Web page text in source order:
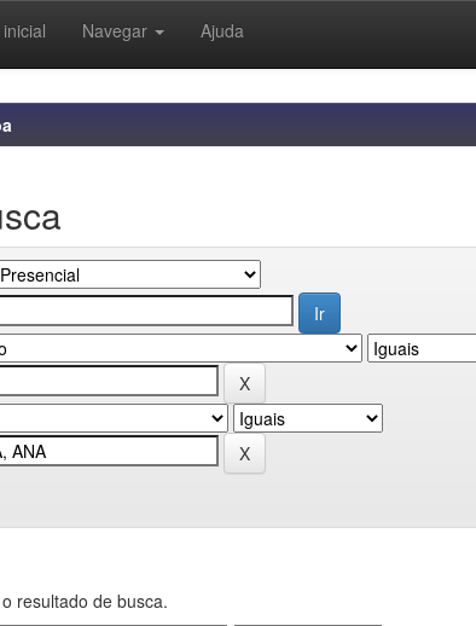
Navegar Ajuda
resultado de busca.